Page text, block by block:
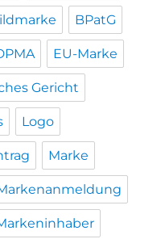
BPatG
EU-Marke
Gericht
Logo
Marke